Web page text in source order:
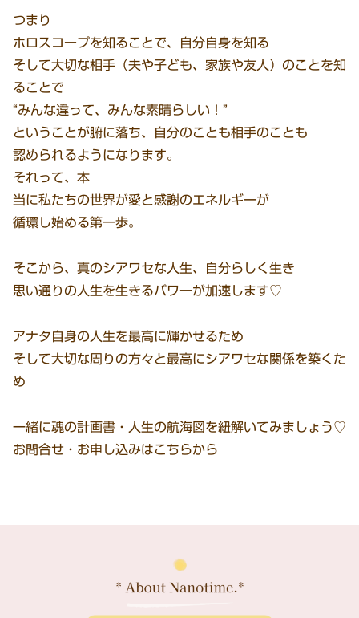
つまり
ホロスコープを知ることで、自分自身を知る
そして大切な相手（夫や子ども、家族や友人）のことを知
ることで
“みんな違って、みんな素晴らしい！”
ということが腑に落ち、自分のことも相手のことも
認められるようになります。
それって、本
当に私たちの世界が愛と感謝のエネルギーが
循環し始める第一歩。
そこから、真のシアワセな人生、自分らしく生き
思い通りの人生を生きるパワーが加速します♡
アナタ自身の人生を最高に輝かせるため
そして大切な周りの方々と最高にシアワセな関係を築くた
め
一緒に魂の計画書・人生の航海図を紐解いてみましょう♡
お問合せ・お申し込みはこちらから